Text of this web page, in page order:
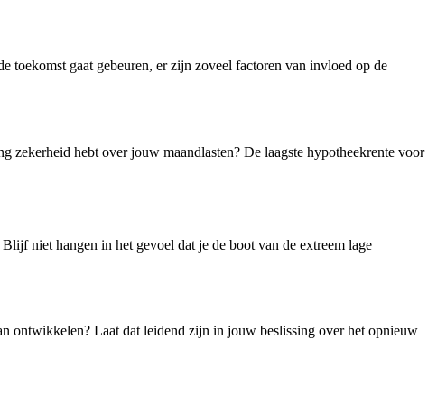
toekomst gaat gebeuren, er zijn zoveel factoren van invloed op de
zekerheid hebt over jouw maandlasten? De laagste hypotheekrente voor
niet hangen in het gevoel dat je de boot van de extreem lage
ontwikkelen? Laat dat leidend zijn in jouw beslissing over het opnieuw